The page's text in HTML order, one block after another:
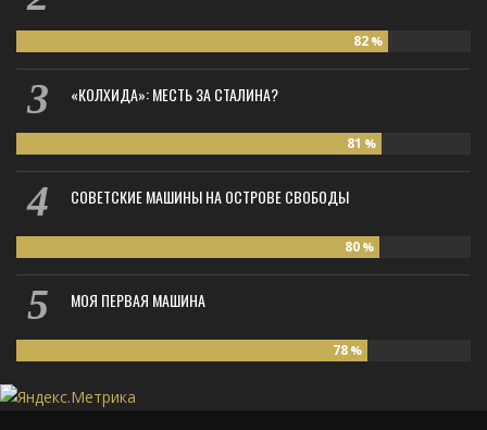
82 %
«КОЛХИДА»: МЕСТЬ ЗА СТАЛИНА?
81 %
СОВЕТСКИЕ МАШИНЫ НА ОСТРОВЕ СВОБОДЫ
80 %
МОЯ ПЕРВАЯ МАШИНА
78 %